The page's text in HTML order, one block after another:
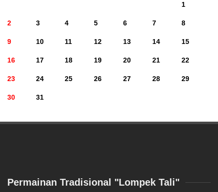
1
2 3 4 5 6 7 8
9 10 11 12 13 14 15
16 17 18 19 20 21 22
23 24 25 26 27 28 29
30 31
Permainan Tradisional "Lompek Tali"